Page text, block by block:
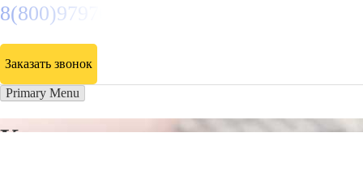
8(800)9797043
Заказать звонок
Primary Menu
Курсы программирования в